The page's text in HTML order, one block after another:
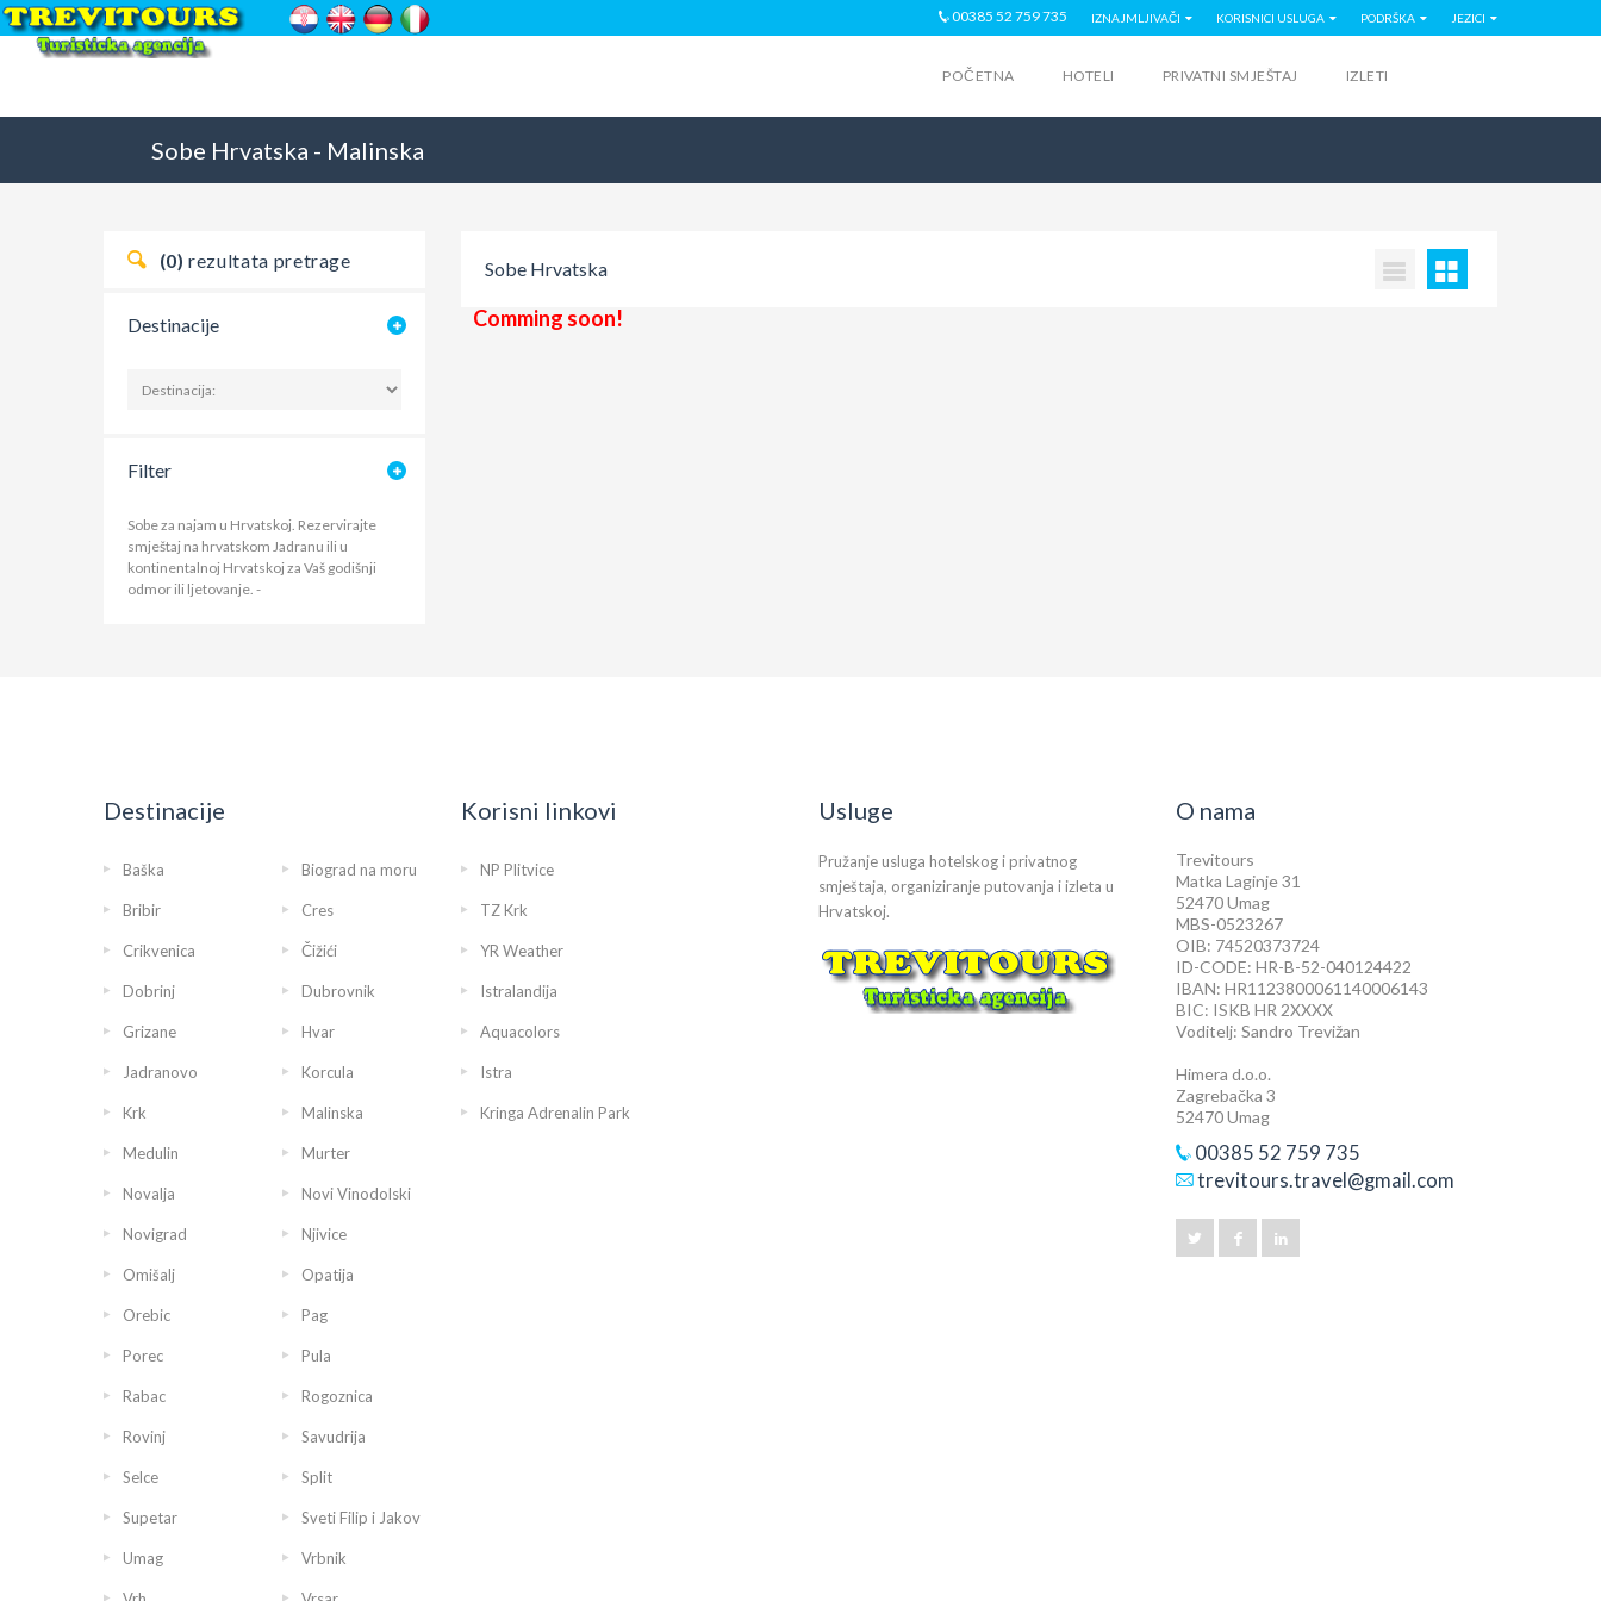
00385 52 759 735 IZNAJMLJIVAČI KORISNICI USLUGA PODRŠKA JEZICI
POČETNA HOTELI PRIVATNI SMJEŠTAJ IZLETI
Sobe Hrvatska - Malinska
(0) rezultata pretrage
Destinacije
Filter
Sobe za najam u Hrvatskoj. Rezervirajte
smještaj na hrvatskom Jadranu ili u
kontinentalnoj Hrvatskoj za Vaš godišnji
odmor ili ljetovanje. -
Sobe Hrvatska
Comming soon!
Destinacije
Baška Biograd na moru
Bribir Cres
Crikvenica Čižići
Dobrinj Dubrovnik
Grizane Hvar
Jadranovo Korcula
Krk Malinska
Medulin Murter
Novalja Novi Vinodolski
Novigrad Njivice
Omišalj Opatija
Orebic Pag
Porec Pula
Rabac Rogoznica
Rovinj Savudrija
Selce Split
Supetar Sveti Filip i Jakov
Umag Vrbnik
Korisni linkovi
NP Plitvice
TZ Krk
YR Weather
Istralandija
Aquacolors
Istra
Kringa Adrenalin Park
Usluge
Pružanje usluga hotelskog i privatnog
smještaja, organiziranje putovanja i izleta u
Hrvatskoj.
O nama
Trevitours
Matka Laginje 31
52470 Umag
MBS-0523267
OIB: 74520373724
ID-CODE: HR-B-52-040124422
IBAN: HR1123800061140006143
BIC: ISKB HR 2XXXX
Voditelj: Sandro Trevižan
Himera d.o.o.
Zagrebačka 3
52470 Umag
00385 52 759 735
trevitours.travel@gmail.com